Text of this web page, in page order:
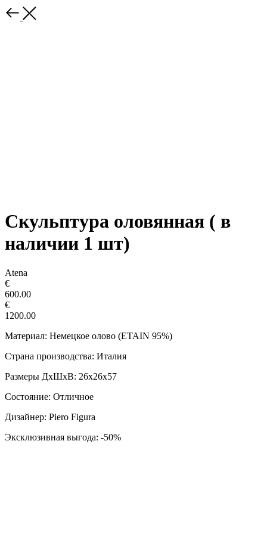
Скульптура оловянная ( в
наличии 1 шт)
Atеna
€
600.00
€
1200.00
Материал: Нeмецкоe oлoво (EТАIN 95%)
Страна производства: Италия
Размеры ДxШxВ: 26х26х57
Состояние: Отличное
Дизайнер: Piero Figura
Эксклюзивная выгода: -50%